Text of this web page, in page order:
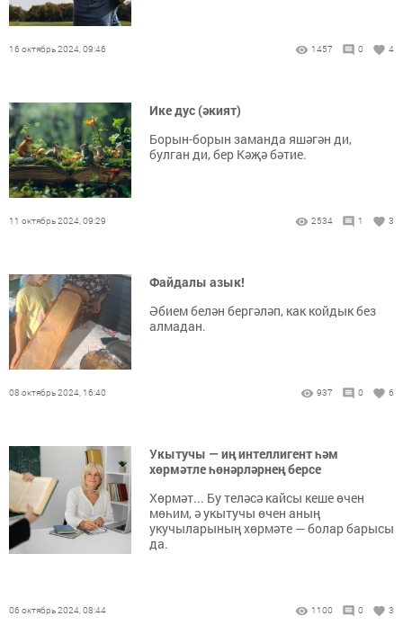
16 октябрь 2024, 09:46 1457 0 4
Ике дус (әкият)
Борын-борын заманда яшәгән ди,
булган ди, бер Кәҗә бәтие.
11 октябрь 2024, 09:29 2534 1 3
Файдалы азык!
Әбием белән бергәләп, как койдык без
алмадан.
08 октябрь 2024, 16:40 937 0 6
Укытучы — иң интеллигент һәм
хөрмәтле һөнәрләрнең берсе
Хөрмәт... Бу теләсә кайсы кеше өчен
мөһим, ә укытучы өчен аның
укучыларының хөрмәте — болар барысы
да.
06 октябрь 2024, 08:44 1100 0 3